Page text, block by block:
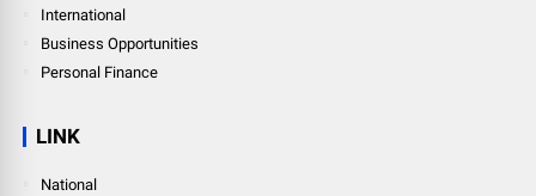
International
Business Opportunities
Personal Finance
LINK
National